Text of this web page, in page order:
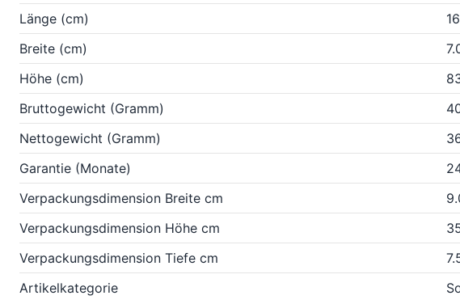
Länge (cm)
Breite (cm)
Höhe (cm)
Bruttogewicht (Gramm)
Nettogewicht (Gramm)
Garantie (Monate)
Verpackungsdimension Breite cm
Verpackungsdimension Höhe cm
Verpackungsdimension Tiefe cm
Artikelkategorie